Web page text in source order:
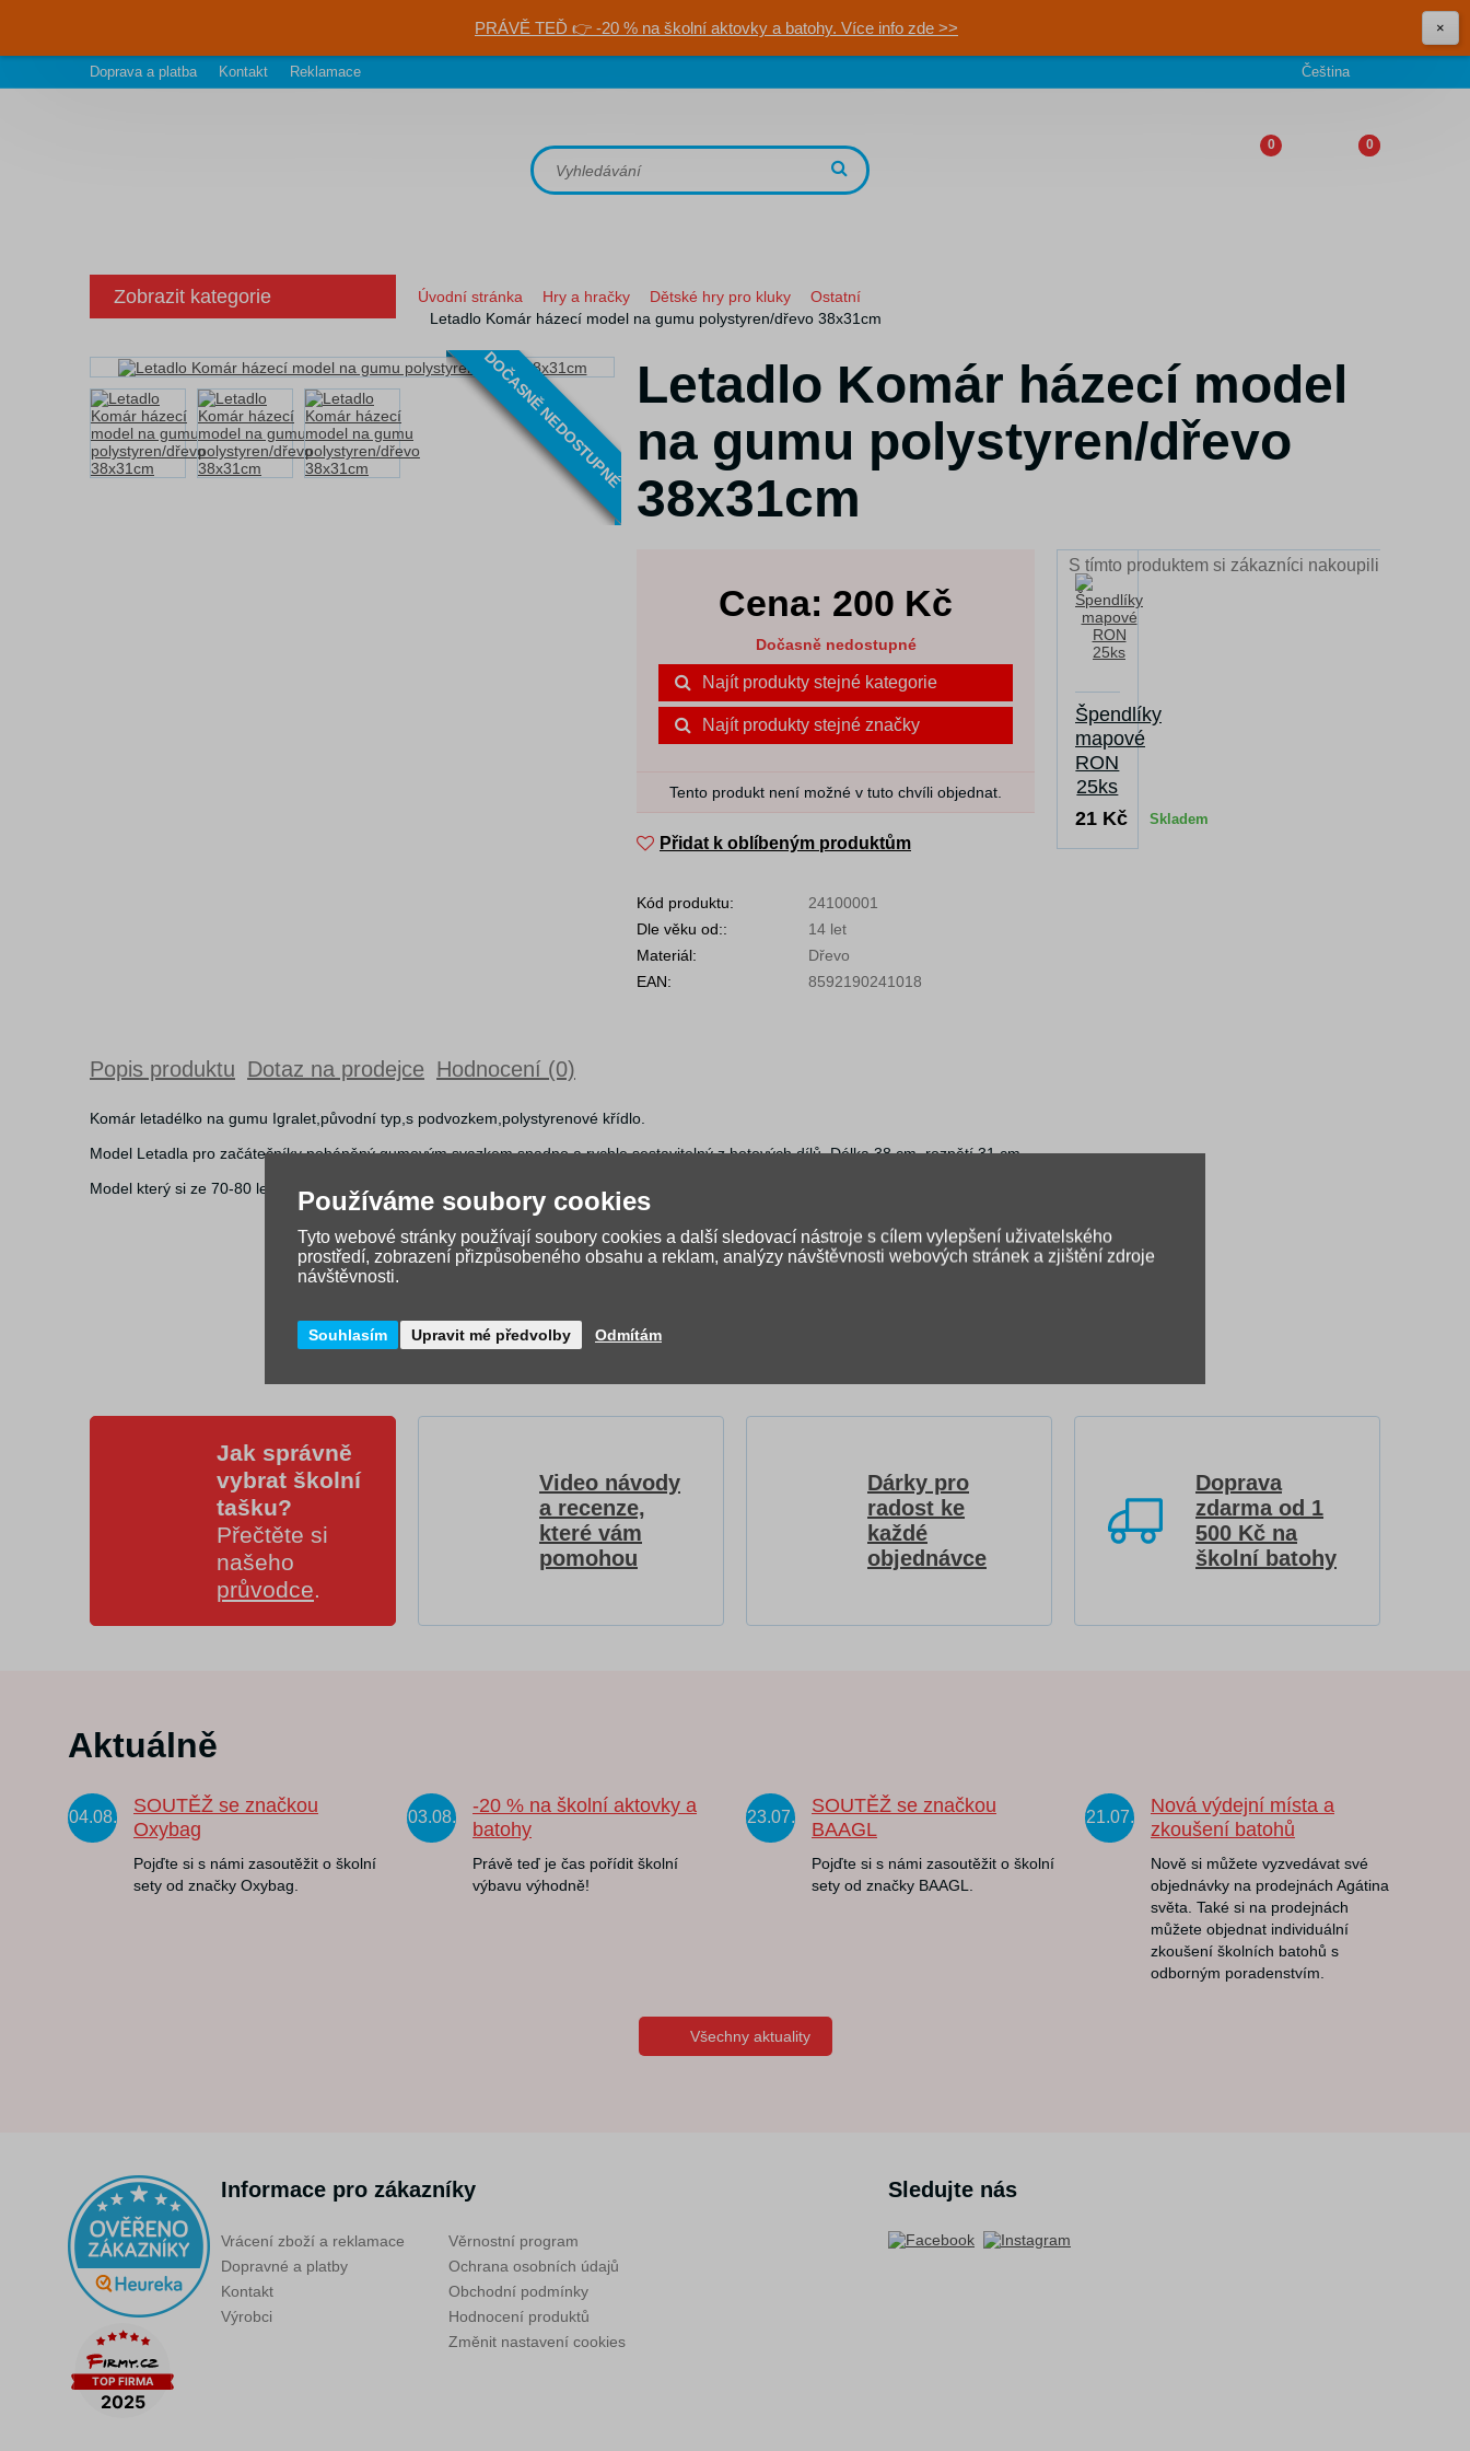
PRÁVĚ TEĎ 👉 -20 % na školní aktovky a batohy. Více info zde >> ×
Doprava a platba Kontakt Reklamace Čeština
0 0
Zobrazit kategorie Úvodní stránka Hry a hračky Dětské hry pro kluky
Ostatní
Letadlo Komár házecí model na gumu polystyren/dřevo 38x31cm
DOČASNĚ NEDOSTUPNÉ Letadlo Komár házecí model
na gumu polystyren/dřevo
38x31cm
Cena: 200 Kč
Dočasně nedostupné
Najít produkty stejné kategorie
Najít produkty stejné značky
Tento produkt není možné v tuto chvíli objednat.
Přidat k oblíbeným produktům
Kód produktu:
24100001
Dle věku od::
14 let
Materiál:
Dřevo
EAN:
8592190241018
S tímto produktem si zákazníci nakoupili
Špendlíky
mapové
RON
25ks
21 Kč
Skladem
Popis produktu Dotaz na prodejce Hodnocení (0)
Komár letadélko na gumu Igralet,původní typ,s podvozkem,polystyrenové křídlo.
Model Letadla pro začátečníky poháněný gumovým svazkem snadno a rychle sestavitelný z hotových dílů. Délka 38 cm, rozpětí 31 cm.
Model který si ze 70-80 let pamatují snad všichni co tu dobu zažili...
Jak správně
vybrat školní
tašku?
Přečtěte si
našeho
průvodce.
Video návody
a recenze,
které vám
pomohou
Dárky pro
radost ke
každé
objednávce
Doprava
zdarma od 1
500 Kč na
školní batohy
Aktuálně
04.08.
SOUTĚŽ se značkou
Oxybag
Pojďte si s námi zasoutěžit o školní
sety od značky Oxybag.
03.08.
-20 % na školní aktovky a
batohy
Právě teď je čas pořídit školní
výbavu výhodně!
23.07.
SOUTĚŽ se značkou
BAAGL
Pojďte si s námi zasoutěžit o školní
sety od značky BAAGL.
21.07.
Nová výdejní místa a
zkoušení batohů
Nově si můžete vyzvedávat své
objednávky na prodejnách Agátina
světa. Také si na prodejnách
můžete objednat individuální
zkoušení školních batohů s
odborným poradenstvím.
Všechny aktuality
Informace pro zákazníky
Vrácení zboží a reklamace
Dopravné a platby
Kontakt
Výrobci
Věrnostní program
Ochrana osobních údajů
Obchodní podmínky
Hodnocení produktů
Změnit nastavení cookies
Sledujte nás
Používáme soubory cookies
Tyto webové stránky používají soubory cookies a další sledovací nástroje s cílem vylepšení uživatelského
prostředí, zobrazení přizpůsobeného obsahu a reklam, analýzy návštěvnosti webových stránek a zjištění zdroje
návštěvnosti.
Souhlasím Upravit mé předvolby Odmítám